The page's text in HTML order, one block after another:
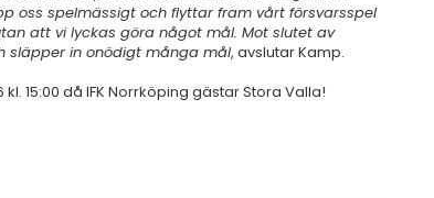
oss spelmässigt och flyttar fram vårt försvarsspel
att vi lyckas göra något mål. Mot slutet av
släpper in onödigt många mål, avslutar Kamp.
15:00 då IFK Norrköping gästar Stora Valla!